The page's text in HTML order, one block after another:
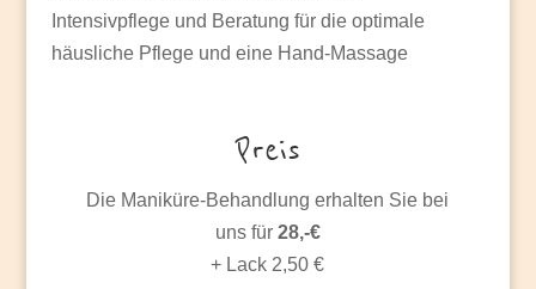
Intensivpflege und Beratung für die optimale
häusliche Pflege und eine Hand-Massage
Preis
Die Maniküre-Behandlung erhalten Sie bei
uns für 28,-€
+ Lack 2,50 €